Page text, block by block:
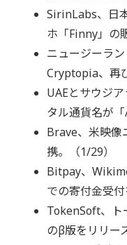
SirinLabs、日
ホ「Finny」の
ニュージーラ
Cryptopia、再
UAEとサウジ
タル通貨名が
Brave、米映像
携。（1/29）
Bitpay、
での寄付金受付
TokenSoft、ト
のβ版をリリー